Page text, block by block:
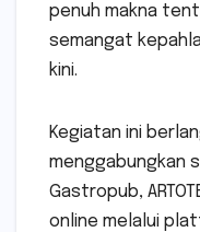
penuh makna
semangat
kini.
Kegiatan ini
menggabungkan
Gastropub,
online melalui